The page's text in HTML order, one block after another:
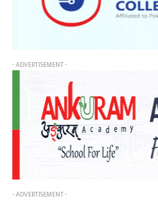
- ADVERTISEMENT -
- ADVERTISEMENT -